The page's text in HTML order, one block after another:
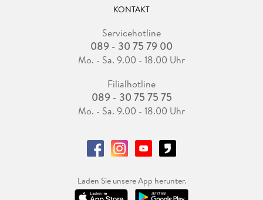
KONTAKT
Servicehotline
089 - 30 75 79 00
Mo. - Sa. 9.00 - 18.00 Uhr
Filialhotline
089 - 30 75 75 75
Mo. - Sa. 9.00 - 18.00 Uhr
Laden Sie unsere App herunter.